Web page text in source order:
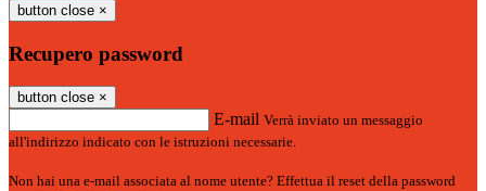
button close ×
Recupero password
button close ×
E-mail Verrà inviato un messaggio
all'indirizzo indicato con le istruzioni necessarie.
Non hai una e-mail associata al nome utente? Effettua il reset della password